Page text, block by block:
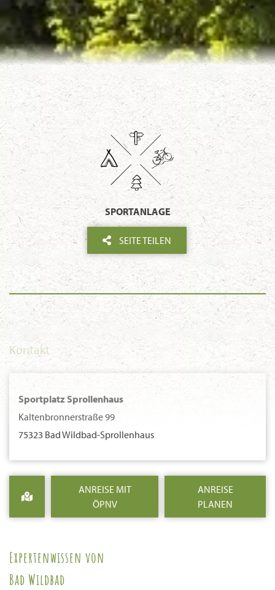
SPORTANLAGE
SEITE TEILEN
Kontakt
Sportplatz Sprollenhaus
Kaltenbronnerstraße 99
75323 Bad Wildbad-Sprollenhaus
ANREISE MIT
ÖPNV
ANREISE
PLANEN
Expertenwissen von
Bad Wildbad